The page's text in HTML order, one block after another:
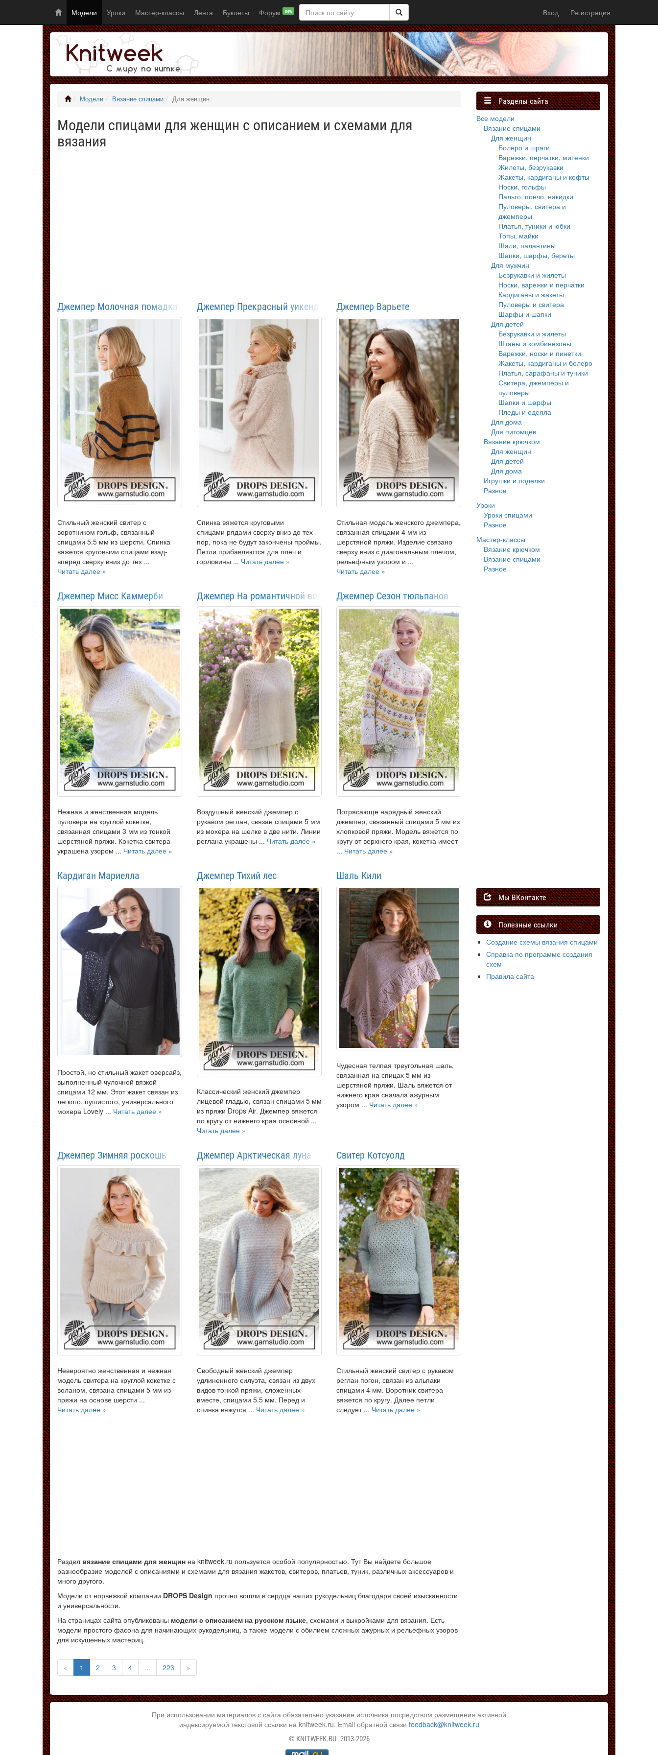
Вход Регистрация
Модели Уроки Мастер-классы Лента Буклеты Форум new
Модели Вязание спицами Для женщин
Модели спицами для женщин с описанием и схемами для
вязания
Джемпер Молочная помадка
Стильный женский свитер с
воротником гольф, связанный
спицами 5.5 мм из шерсти. Спинка
вяжется круговыми спицами взад-
вперед сверху вниз до тех ...
Читать далее »
Джемпер Прекрасный уикенд
Спинка вяжется круговыми
спицами рядами сверху вниз до тех
пор, пока не будут закончены проймы.
Петли прибавляются для плеч и
горловины ... Читать далее »
Джемпер Варьете
Стильная модель женского джемпера,
связанная спицами 4 мм из
шерстяной пряжи. Изделие связано
сверху вниз с диагональным плечом,
рельефным узором и ...
Читать далее »
Джемпер Мисс Каммерби
Нежная и женственная модель
пуловера на круглой кокетке,
связанная спицами 3 мм из тонкой
шерстяной пряжи. Кокетка свитера
украшена узором ... Читать далее »
Джемпер На романтичной волне
Воздушный женский джемпер с
рукавом реглан, связан спицами 5 мм
из мохера на шелке в две нити. Линии
реглана украшены ... Читать далее »
Джемпер Сезон тюльпанов
Потрясающе нарядный женский
джемпер, связанный спицами 5 мм из
хлопковой пряжи. Модель вяжется по
кругу от верхнего края, кокетка имеет
... Читать далее »
Кардиган Мариелла
Простой, но стильный жакет оверсайз,
выполненный чулочной вязкой
спицами 12 мм. Этот жакет связан из
легкого, пушистого, универсального
мохера Lovely ... Читать далее »
Джемпер Тихий лес
Классический женский джемпер
лицевой гладью, связан спицами 5 мм
из пряжи Drops Air. Джемпер вяжется
по кругу от нижнего края основной ...
Читать далее »
Шаль Кили
Чудесная телпая треугольная шаль,
связанная на спицах 5 мм из
шерстяной пряжи. Шаль вяжется от
нижнего края сначала ажурным
узором ... Читать далее »
Джемпер Зимняя роскошь
Невероятно женственная и нежная
модель свитера на круглой кокетке с
воланом, связана спицами 5 мм из
пряжи на основе шерсти ...
Читать далее »
Джемпер Арктическая луна
Свободный женский джемпер
удлиненного силуэта, связан из двух
видов тонкой пряжи, сложенных
вместе, спицами 5.5 мм. Перед и
спинка вяжутся ... Читать далее »
Свитер Котсуолд
Стильный женский свитер с рукавом
реглан погон, связан из альпаки
спицами 4 мм. Воротник свитера
вяжется по кругу. Далее петли
следует ... Читать далее »
Раздел вязание спицами для женщин на knitweek.ru пользуется особой популярностью. Тут Вы найдете большое
разнообразие моделей с описаниями и схемами для вязания жакетов, свитеров, платьев, туник, различных аксессуаров и
много другого.
Модели от норвежкой компании DROPS Design прочно вошли в сердца наших рукодельниц благодаря своей изысканности
и универсальности.
На страницах сайта опубликованы модели с описанием на русском языке, схемами и выкройками для вязания. Есть
модели простого фасона для начинающих рукодельниц, а также модели с обилием сложных ажурных и рельефных узоров
для искушенных мастериц.
« 1 (текущая)
2 3 4 ... 223 »
Разделы сайта
Все модели
Вязание спицами
Для женщин
Болеро и шраги
Варежки, перчатки, митенки
Жилеты, безрукавки
Жакеты, кардиганы и кофты
Носки, гольфы
Пальто, пончо, накидки
Пуловеры, свитера и
джемперы
Платья, туники и юбки
Топы, майки
Шали, палантины
Шапки, шарфы, береты
Для мужчин
Безрукавки и жилеты
Носки, варежки и перчатки
Кардиганы и жакеты
Пуловеры и свитера
Шарфы и шапки
Для детей
Безрукавки и жилеты
Штаны и комбинезоны
Варежки, носки и пинетки
Жакеты, кардиганы и болеро
Платья, сарафаны и туники
Свитера, джемперы и
пуловеры
Шапки и шарфы
Пледы и одеяла
Для дома
Для питомцев
Вязание крючком
Для женщин
Для детей
Для дома
Игрушки и поделки
Разное
Уроки
Уроки спицами
Разное
Мастер-классы
Вязание крючком
Вязание спицами
Разное
Мы ВКонтакте
Полезные ссылки
Создание схемы вязания спицами
Справка по программе создания
схем
Правила сайта
При использовании материалов с сайта обязательно указание источника посредством размещения активной
индексируемой текстовой ссылки на knitweek.ru. Email обратной связи feedback@knitweek.ru
© KNITWEEK.RU 2013-2026